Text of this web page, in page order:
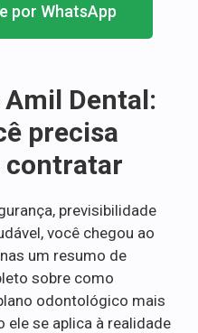
por WhatsApp
Dental:
precisa
contratar
previsibilidade
você chegou ao
um resumo de
sobre como
odontológico mais
ele se aplica à realidade